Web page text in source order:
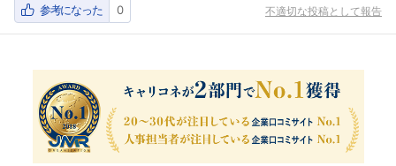
参考になった 0 不適切な投稿として報告